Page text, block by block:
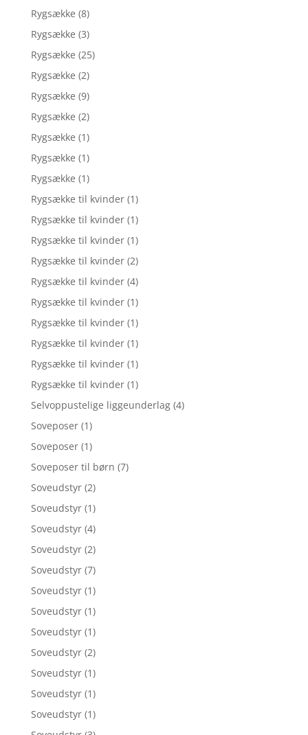
Rygsække (8)
Rygsække (3)
Rygsække (25)
Rygsække (2)
Rygsække (9)
Rygsække (2)
Rygsække (1)
Rygsække (1)
Rygsække (1)
Rygsække til kvinder (1)
Rygsække til kvinder (1)
Rygsække til kvinder (1)
Rygsække til kvinder (2)
Rygsække til kvinder (4)
Rygsække til kvinder (1)
Rygsække til kvinder (1)
Rygsække til kvinder (1)
Rygsække til kvinder (1)
Rygsække til kvinder (1)
Selvoppustelige liggeunderlag (4)
Soveposer (1)
Soveposer (1)
Soveposer til børn (7)
Soveudstyr (2)
Soveudstyr (1)
Soveudstyr (4)
Soveudstyr (2)
Soveudstyr (7)
Soveudstyr (1)
Soveudstyr (1)
Soveudstyr (1)
Soveudstyr (2)
Soveudstyr (1)
Soveudstyr (1)
Soveudstyr (1)